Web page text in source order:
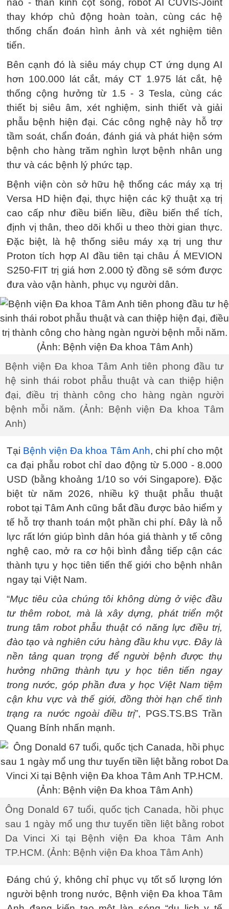
não - thần kinh cột sống, robot AI CUVIS-Joint
thay khớp chủ động hoàn toàn, cùng các hệ
thống chẩn đoán hình ảnh và xét nghiệm tiên
tiến.
Bên cạnh đó là siêu máy chụp CT ứng dụng AI
hơn 100.000 lát cắt, máy CT 1.975 lát cắt, hệ
thống cộng hưởng từ 1.5 - 3 Tesla, cùng các
thiết bị siêu âm, xét nghiệm, sinh thiết và giải
phẫu bệnh hiện đại. Các công nghệ này hỗ trợ
tầm soát, chẩn đoán, đánh giá và phát hiện sớm
bệnh cho hàng trăm nghìn lượt bệnh nhân ung
thư và các bệnh lý phức tạp.
Bệnh viện còn sở hữu hệ thống các máy xạ trị
Versa HD hiện đại, thực hiện các kỹ thuật xạ trị
cao cấp như điều biến liều, điều biến thể tích,
định vị thân, theo dõi khối u theo thời gian thực.
Đặc biệt, là hệ thống siêu máy xạ trị ung thư
Proton tích hợp AI đầu tiên tại châu Á MEVION
S250-FIT trị giá hơn 2.000 tỷ đồng sẽ sớm được
đưa vào vận hành, phục vụ người dân.
Bệnh viện Đa khoa Tâm Anh tiên phong đầu tư
hệ sinh thái robot phẫu thuật và can thiệp hiện
đại, điều trị thành công cho hàng ngàn người
bệnh mỗi năm. (Ảnh: Bệnh viện Đa khoa Tâm
Anh)
Tại Bệnh viện Đa khoa Tâm Anh, chi phí cho một
ca đại phẫu robot chỉ dao động từ 5.000 - 8.000
USD (bằng khoảng 1/10 so với Singapore). Đặc
biệt từ năm 2026, nhiều kỹ thuật phẫu thuật
robot tại Tâm Anh cũng bắt đầu được bảo hiểm y
tế hỗ trợ thanh toán một phần chi phí. Đây là nỗ
lực rất lớn giúp bình dân hóa giá thành y tế công
nghệ cao, mở ra cơ hội bình đẳng tiếp cận các
thành tựu y học tiên tiến thế giới cho bệnh nhân
ngay tại Việt Nam.
“Mục tiêu của chúng tôi không dừng ở việc đầu
tư thêm robot, mà là xây dựng, phát triển một
trung tâm robot phẫu thuật có năng lực điều trị,
đào tạo và nghiên cứu hàng đầu khu vực. Đây là
nền tảng quan trọng để người bệnh được thụ
hưởng những thành tựu y học tiên tiến ngay
trong nước, góp phần đưa y học Việt Nam tiệm
cận khu vực và thế giới, đồng thời hạn chế tình
trạng ra nước ngoài điều trị”, PGS.TS.BS Trần
Quang Bính nhấn mạnh.
Ông Donald 67 tuổi, quốc tịch Canada, hồi phục
sau 1 ngày mổ ung thư tuyến tiền liệt bằng robot
Da Vinci Xi tại Bệnh viện Đa khoa Tâm Anh
TP.HCM. (Ảnh: Bệnh viện Đa khoa Tâm Anh)
Đáng chú ý, không chỉ phục vụ tốt số lượng lớn
người bệnh trong nước, Bệnh viện Đa khoa Tâm